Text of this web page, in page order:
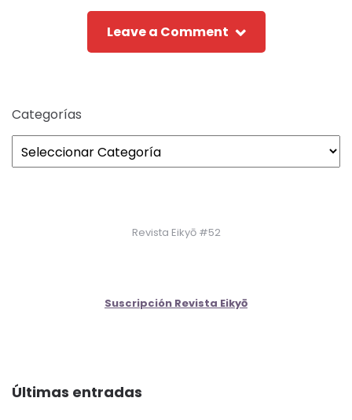
Leave a Comment
Categorías
Revista Eikyō #52
Suscripción Revista Eikyō
Últimas entradas